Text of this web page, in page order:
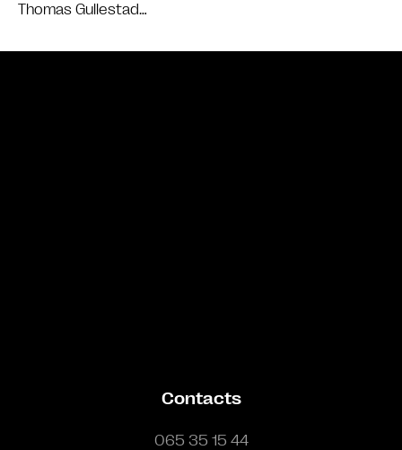
Thomas Gullestad…
Contacts
065 35 15 44